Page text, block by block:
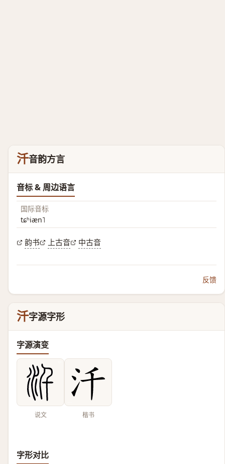
汘音韵方言
音标 & 周边语言
国际音标
tɕʰiæn˥
韵书 上古音 中古音
反馈
汘字源字形
字源演变
说文 楷书
字形对比